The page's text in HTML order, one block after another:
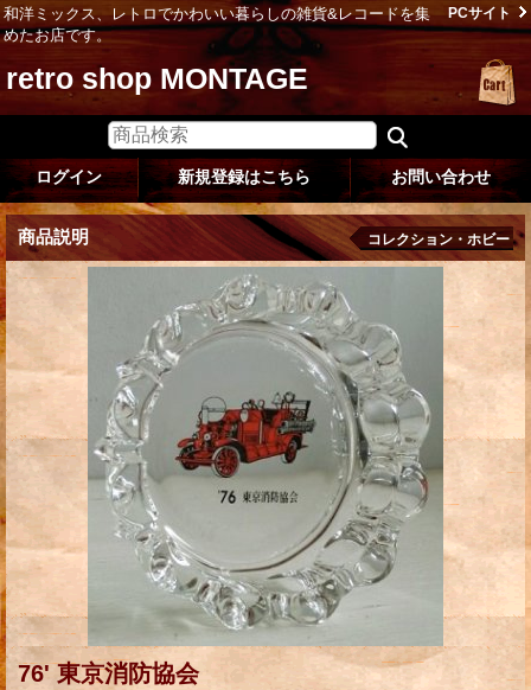
和洋ミックス、レトロでかわいい暮らしの雑貨&レコードを集
めたお店です。
PCサイト
retro shop MONTAGE
ログイン 新規登録はこちら お問い合わせ
商品説明 コレクション・ホビー
76' 東京消防協会